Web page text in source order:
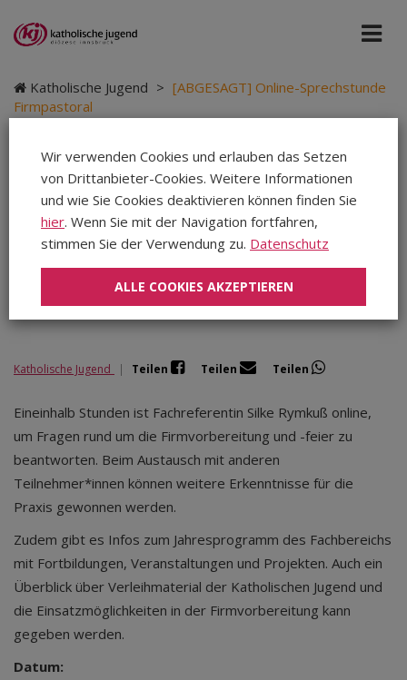
Katholische Jugend > [ABGESAGT] Online-Sprechstunde
Firmpastoral
[ABGESAGT] Online-
Sprechstunde
Firmpastoral
Katholische Jugend | Teilen Teilen Teilen
Eineinhalb Stunden ist Fachreferentin Silke Rymkuß online,
um Fragen rund um die Firmvorbereitung und -feier zu
beantworten. Beim Austausch mit anderen
Teilnehmer*innen können weitere Erkenntnisse für die
Praxis gewonnen werden.
Zudem gibt es Infos zum Jahresprogramm des Fachbereichs
mit Fortbildungen, Veranstaltungen und Projekten. Auch ein
Überblick über Verleihmaterial der Katholischen Jugend und
die Einsatzmöglichkeiten in der Firmvorbereitung kann
gegeben werden.
Datum:
Wir verwenden Cookies und erlauben das Setzen
von Drittanbieter-Cookies. Weitere Informationen
und wie Sie Cookies deaktivieren können finden Sie
hier. Wenn Sie mit der Navigation fortfahren,
stimmen Sie der Verwendung zu. Datenschutz
ALLE COOKIES AKZEPTIEREN